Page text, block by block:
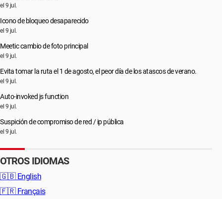
el 9 jul.
Icono de bloqueo desaparecido
el 9 jul.
Meetic cambio de foto principal
el 9 jul.
Evita tomar la ruta el 1 de agosto, el peor día de los atascos de verano.
el 9 jul.
Auto-invoked js function
el 9 jul.
Suspición de compromiso de red / ip pública
el 9 jul.
OTROS IDIOMAS
🇬🇧 English
🇫🇷 Français